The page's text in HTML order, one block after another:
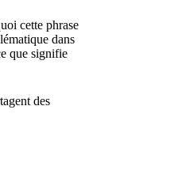
cette phrase
dans
que signifie
des